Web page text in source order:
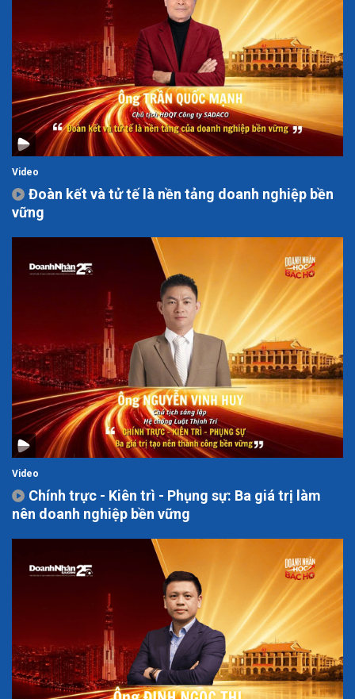
Video
Đoàn kết và tử tế là nền tảng doanh nghiệp bền
vững
Video
Chính trực - Kiên trì - Phụng sự: Ba giá trị làm
nên doanh nghiệp bền vững